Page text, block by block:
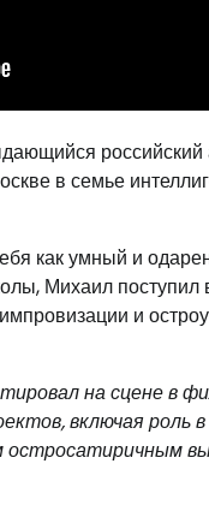
российский
в семье
как умный и
Михаил
импровизации и
на сцене в
включая роль
остросатиричным